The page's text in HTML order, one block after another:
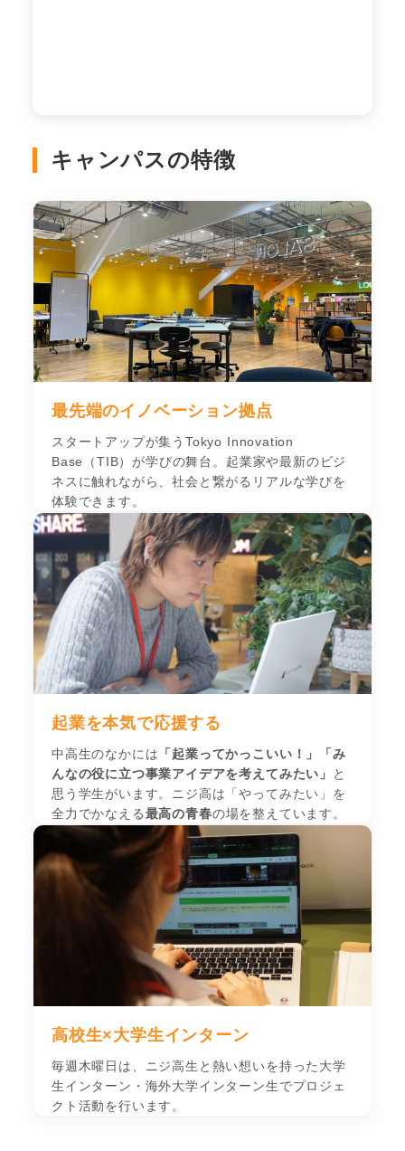
キャンパスの特徴
最先端のイノベーション拠点
スタートアップが集うTokyo Innovation
Base（TIB）が学びの舞台。起業家や最新のビジ
ネスに触れながら、社会と繋がるリアルな学びを
体験できます。
起業を本気で応援する
中高生のなかには 「起業ってかっこいい！」「み
んなの役に立つ事業アイデアを考えてみたい」
と
思う学生がいます。ニジ高は「やってみたい」を
全力でかなえる最高の青春の場を整えています。
高校生×大学生インターン
毎週木曜日は、ニジ高生と熱い想いを持った大学
生インターン・海外大学インターン生でプロジェ
クト活動を行います。